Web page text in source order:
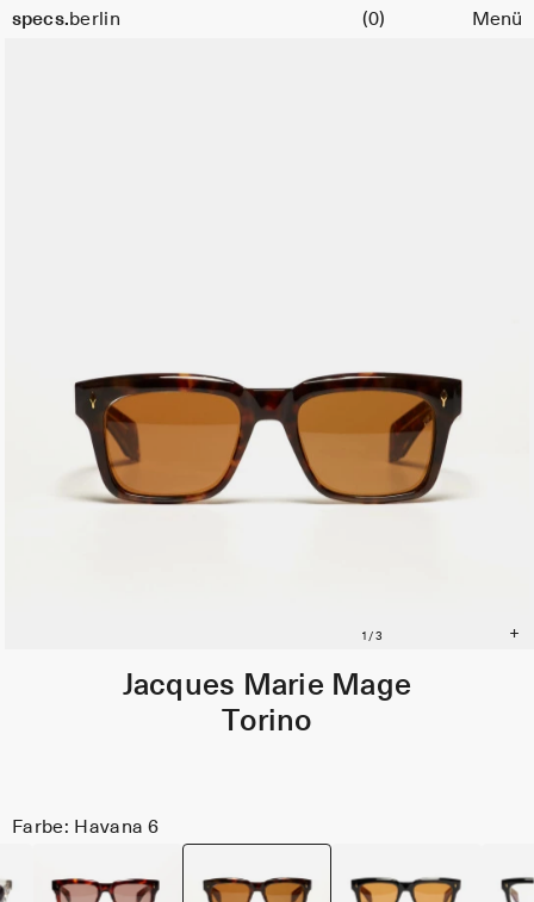
specs.berlin
Warenkorb (0) Menü
Jacques Marie Mage
Torino
Farbe: Havana 6